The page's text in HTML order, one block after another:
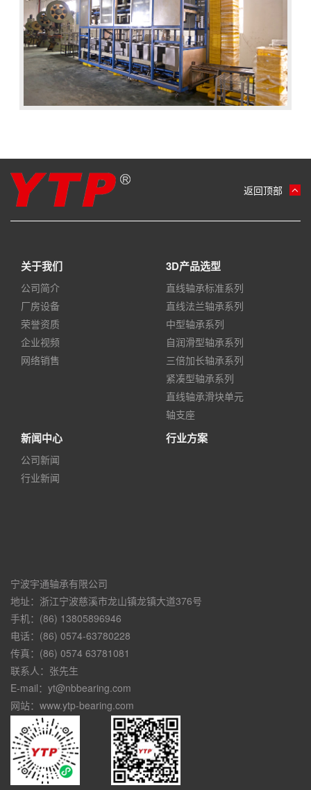
返回顶部
关于我们
公司简介
厂房设备
荣誉资质
企业视频
网络销售
3D产品选型
直线轴承标准系列
直线法兰轴承系列
中型轴承系列
自润滑型轴承系列
三倍加长轴承系列
紧凑型轴承系列
直线轴承滑块单元
轴支座
新闻中心
公司新闻
行业新闻
行业方案
宁波宇通轴承有限公司
地址：浙江宁波慈溪市龙山镇龙镇大道376号
手机：(86) 13805896946
电话：(86) 0574-63780228
传真：(86) 0574 63781081
联系人：张先生
E-mail：yt@nbbearing.com
网站：www.ytp-bearing.com